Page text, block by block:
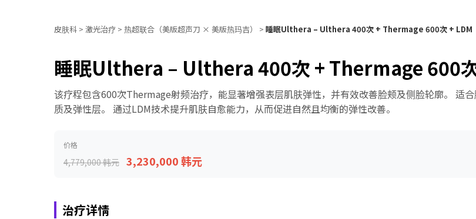
皮肤科 > 激光治疗 > 热超联合（美版超声刀 × 美版热玛吉） > 睡眠Ulthera – Ulthera 400次 + Thermage 600次 + LDM
睡眠Ulthera – Ulthera 400次 + Thermage 600
该疗程包含600次Thermage射频治疗，能显著增强表层肌肤弹性，并有效改善脸颊及侧脸轮廓。 适
质及弹性层。 通过LDM技术提升肌肤自愈能力，从而促进自然且均衡的弹性改善。
价格
4,779,000 韩元 3,230,000 韩元
治疗详情